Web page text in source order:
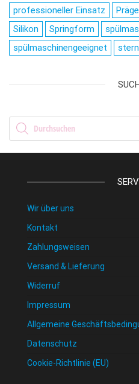
professioneller Einsatz
Silikon
Springform
spülmaschinengeeignet
stern
Products search
Wir über uns
Kontakt
Zahlungsweisen
Versand & Lieferung
Widerruf
Impressum
Allgemeine
Datenschutz
Cookie-Richtlinie (EU)